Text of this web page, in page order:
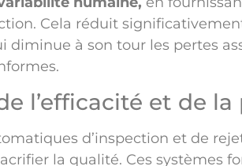
Cela réduit
diminue à son tour les pertes
l’efficacité et de
d’inspection et de
la qualité. Ces systèmes